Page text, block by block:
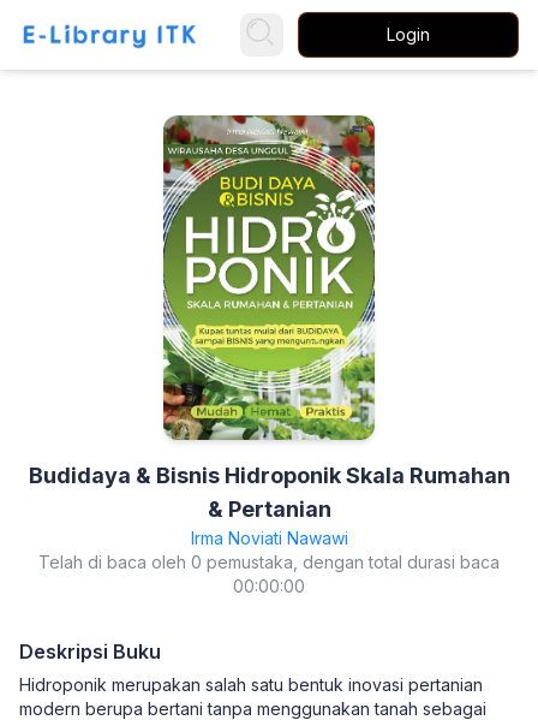
Login
Budidaya & Bisnis Hidroponik Skala Rumahan
& Pertanian
Irma Noviati Nawawi
Telah di baca oleh 0 pemustaka, dengan total durasi baca
00:00:00
Deskripsi Buku
Hidroponik merupakan salah satu bentuk inovasi pertanian
modern berupa bertani tanpa menggunakan tanah sebagai